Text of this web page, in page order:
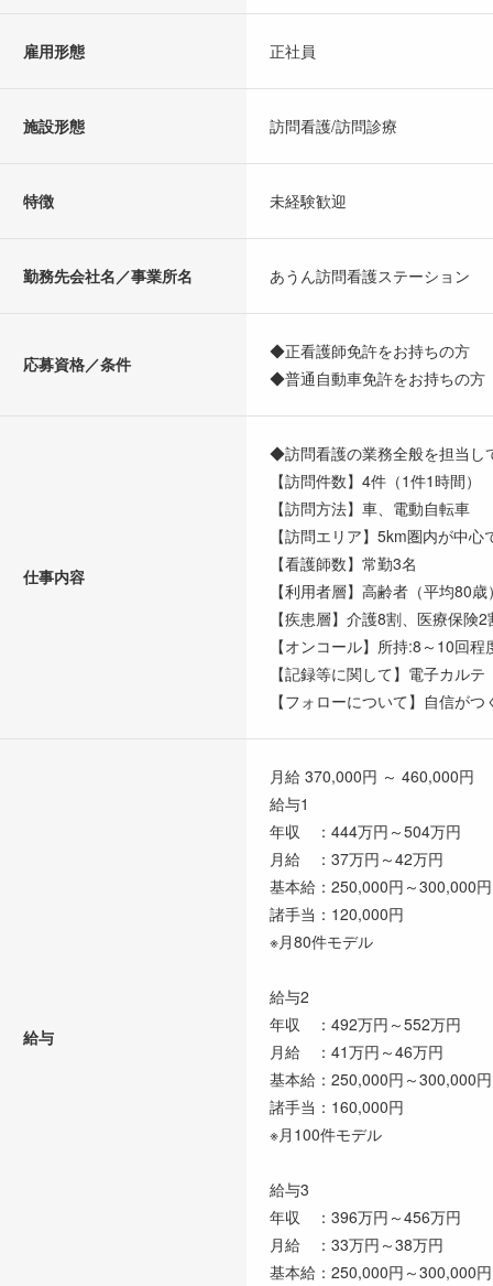
雇用形態 正社員
施設形態 訪問看護/訪問診療
特徴 未経験歓迎
勤務先会社名／事業所名 あうん訪問看護ステーション
応募資格／条件
◆正看護師免許をお持ちの方
◆普通自動車免許をお持ちの方
仕事内容
◆訪問看護の業務全般を担当し
【訪問件数】4件（1件1時間）
【訪問方法】車、電動自転車
【訪問エリア】5km圏内が中
【看護師数】常勤3名
【利用者層】高齢者（平均80
【疾患層】介護8割、医療保険2
【オンコール】所持:8～10回
【記録等に関して】電子カルテ
【フォローについて】自信が
給与
月給 370,000円 ～ 460,000円
給与1
年収 ：444万円～504万円
月給 ：37万円～42万円
基本給：250,000円～300,000円
諸手当：120,000円
※月80件モデル
給与2
年収 ：492万円～552万円
月給 ：41万円～46万円
基本給：250,000円～300,000円
諸手当：160,000円
※月100件モデル
給与3
年収 ：396万円～456万円
月給 ：33万円～38万円
基本給：250,000円～300,000円